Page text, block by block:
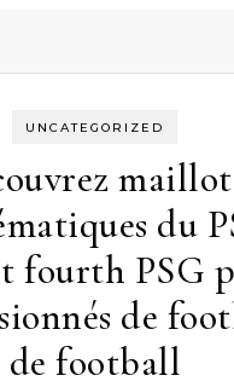
UNCATEGORIZED
du
fourth PSG
de
de football